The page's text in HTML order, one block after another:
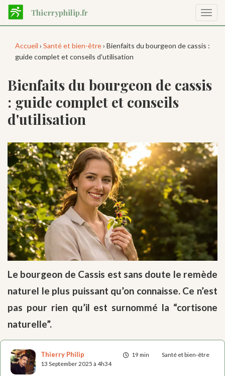
Aller
contenu
Thierryphilip.fr
la
Accueil › Santé et bien-être› Bienfaits du bourgeon de cassis :
guide complet et conseils d'utilisation
Bienfaits du bourgeon de cassis
: guide complet et conseils
d'utilisation
Le bourgeon de Cassis est sans doute le remède
naturel le plus puissant qu’on connaisse. Ce n’est
pas pour rien qu’il est surnommé la “cortisone
naturelle”.
19 min Santé et bien-être
Thierry Philip
13 September 2025 à 4h34